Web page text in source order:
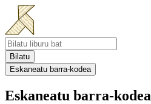
Bilatu
Eskaneatu barra-kodea
Eskaneatu barra-kodea